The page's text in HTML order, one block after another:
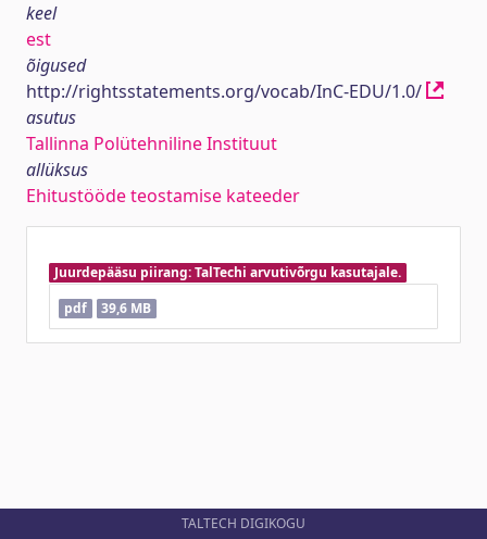
keel
est
õigused
http://rightsstatements.org/vocab/InC-EDU/1.0/
asutus
Tallinna Polütehniline Instituut
allüksus
Ehitustööde teostamise kateeder
Juurdepääsu piirang: TalTechi arvutivõrgu kasutajale.
pdf
39,6 MB
TALTECH DIGIKOGU